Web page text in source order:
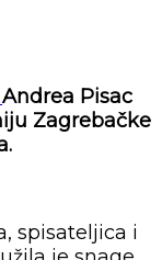
Andrea Pisac
Zagrebačke
spisateljica i